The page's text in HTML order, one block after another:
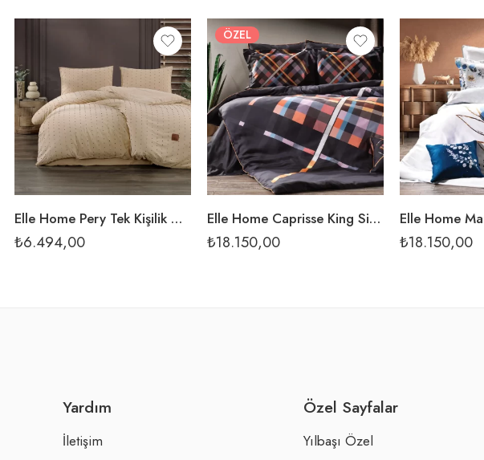
Elle Home Pery Tek Kişilik Nevresim Takımı – Akdeniz Bej
₺6.494,00
ÖZEL
Elle Home Caprisse King Size Nevresim Takımı
₺18.150,00 ₺18.150,00
Yardım
İletişim
Özel Sayfalar
Yılbaşı Özel